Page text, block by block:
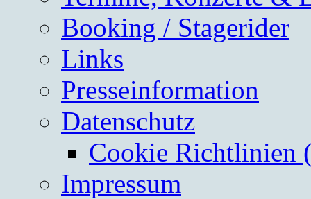
Booking / Stagerider
Links
Presseinformation
Datenschutz
Cookie Richtlinien
Impressum